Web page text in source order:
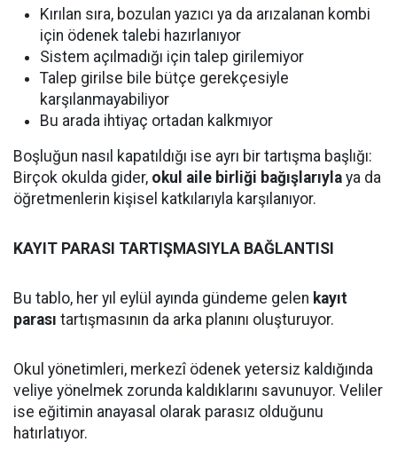
Kırılan sıra, bozulan yazıcı ya da arızalanan kombi
için ödenek talebi hazırlanıyor
Sistem açılmadığı için talep girilemiyor
Talep girilse bile bütçe gerekçesiyle
karşılanmayabiliyor
Bu arada ihtiyaç ortadan kalkmıyor
Boşluğun nasıl kapatıldığı ise ayrı bir tartışma başlığı:
Birçok okulda gider, okul aile birliği bağışlarıyla ya da
öğretmenlerin kişisel katkılarıyla karşılanıyor.
KAYIT PARASI TARTIŞMASIYLA BAĞLANTISI
Bu tablo, her yıl eylül ayında gündeme gelen kayıt
parası tartışmasının da arka planını oluşturuyor.
Okul yönetimleri, merkezî ödenek yetersiz kaldığında
veliye yönelmek zorunda kaldıklarını savunuyor. Veliler
ise eğitimin anayasal olarak parasız olduğunu
hatırlatıyor.